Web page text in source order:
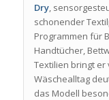
Dry,
schonender
Programmen für
Handtücher,
Textilien bringt er
Wäschealltag
das Modell